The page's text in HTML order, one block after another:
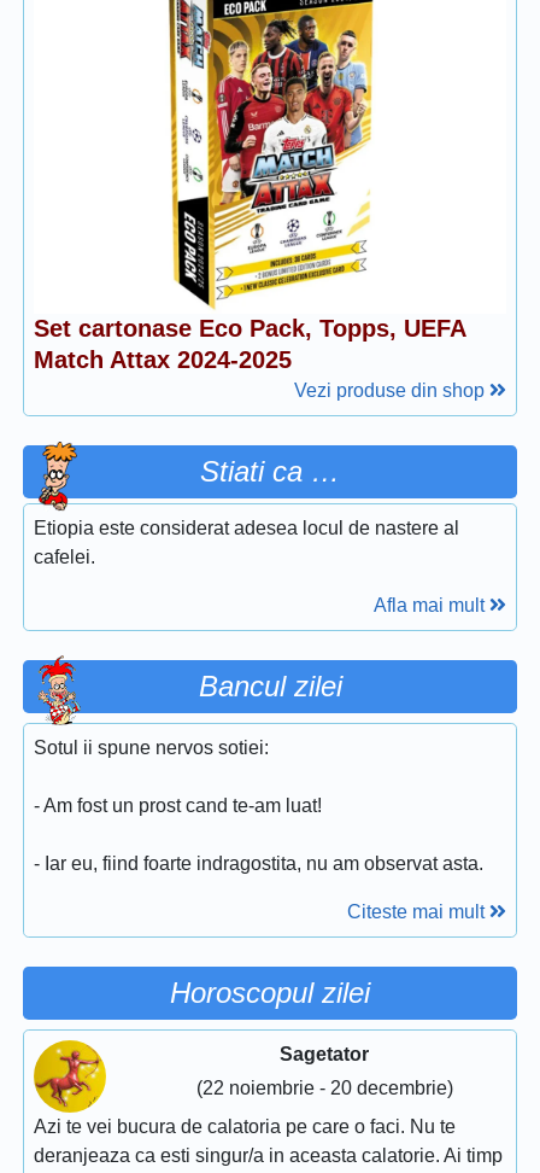
Set cartonase Eco Pack, Topps, UEFA
Match Attax 2024-2025
Vezi produse din shop
Stiati ca …
Etiopia este considerat adesea locul de nastere al
cafelei.
Afla mai mult
Bancul zilei
Sotul ii spune nervos sotiei:
- Am fost un prost cand te-am luat!
- Iar eu, fiind foarte indragostita, nu am observat asta.
Citeste mai mult
Horoscopul zilei
Sagetator
(22 noiembrie - 20 decembrie)
Azi te vei bucura de calatoria pe care o faci. Nu te
deranjeaza ca esti singur/a in aceasta calatorie. Ai timp